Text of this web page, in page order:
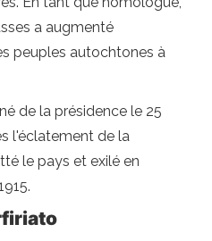
a augmenté
peuples autochtones à
de la présidence le 25
l'éclatement de la
le pays et exilé en